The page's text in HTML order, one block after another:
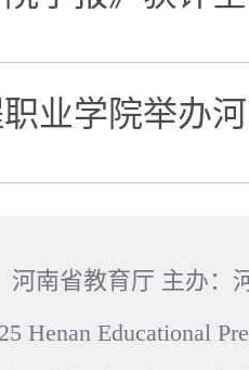
业学院举办
河南省教育厅 主办：
Henan Educational